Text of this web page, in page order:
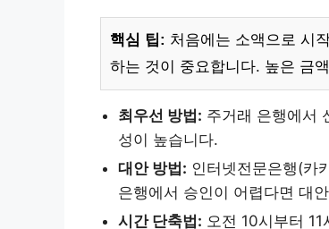
핵심 팁: 처음에는 소액으로 시
하는 것이 중요합니다. 높은 금
최우선 방법: 주거래 은행에서
성이 높습니다.
대안 방법: 인터넷전문은행(카
은행에서 승인이 어렵다면 대
시간 단축법: 오전 10시부터